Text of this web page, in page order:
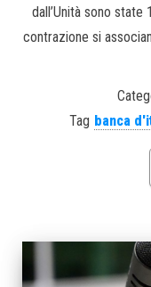
dall’Unità sono
contrazione si
Tag banca